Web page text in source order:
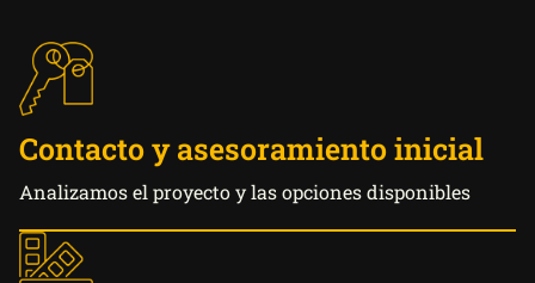
Contacto y asesoramiento inicial
Analizamos el proyecto y las opciones disponibles